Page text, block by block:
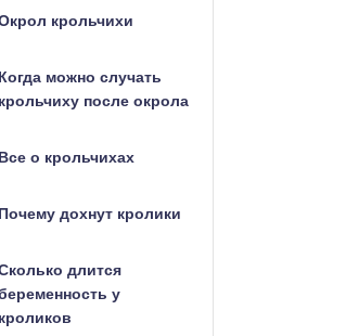
крольчихи
Когда можно случать
крольчиху после окрола
Все о крольчихах
Почему дохнут кролики
длится
у
кроликов